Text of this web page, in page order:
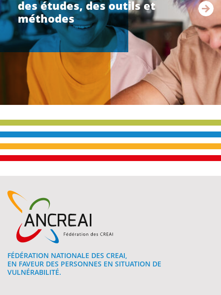
des études, des outils et
méthodes
a
u
i
t
e
FÉDÉRATION NATIONALE DES CREAI,
EN FAVEUR DES PERSONNES EN SITUATION DE
VULNÉRABILITÉ.